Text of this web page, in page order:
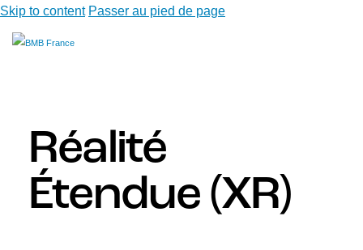
Skip to content Passer au pied de page
Réalité
Étendue (XR)